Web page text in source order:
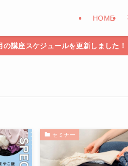
HOME
の講座スケジュールを更新しました！
セミナー